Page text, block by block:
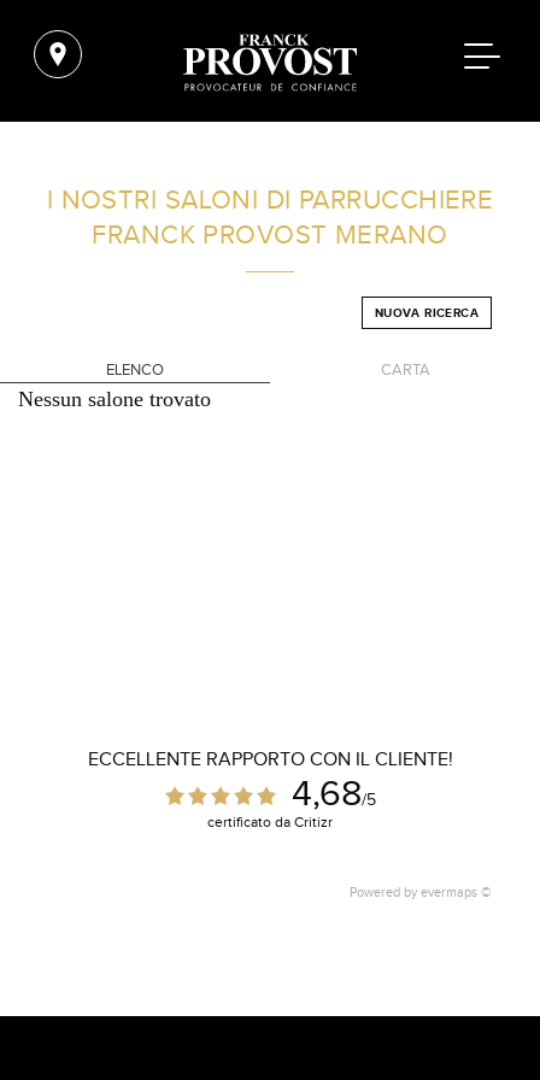
FILTRI AVANZATI
I NOSTRI SALONI DI PARRUCCHIERE
FRANCK PROVOST MERANO
NUOVA RICERCA
ELENCO CARTA
Nessun salone trovato
ECCELLENTE RAPPORTO CON IL CLIENTE!
4,68/5
certificato da Critizr
Powered by evermaps ©